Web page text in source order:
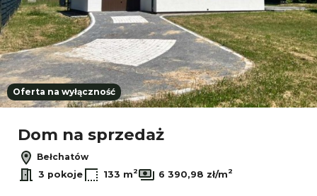
Oferta na wyłączność
Dom na sprzedaż
Bełchatów
3 pokoje
133 m2 6 390,98 zł/m2